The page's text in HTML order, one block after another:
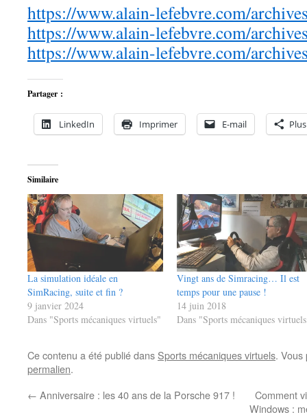
https://www.alain-lefebvre.com/
https://www.alain-lefebvre.com/
https://www.alain-lefebvre.com/
Partager :
LinkedIn Imprimer E-mail Plus
Similaire
La simulation idéale en
SimRacing, suite et fin ?
9 janvier 2024
Dans "Sports mécaniques virtuels"
Vingt ans de Simracing… Il est
temps pour une pause !
14 juin 2018
Dans "Sports mécaniques
Ce contenu a été publié dans Sports mécaniques virtuels.
permalien.
← Anniversaire : les 40 ans de la Porsche 917 !
Comment
Windows :